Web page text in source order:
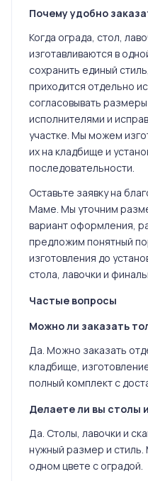
Почему удобно
Когда ограда, стол,
изготавливаются в
сохранить единый
приходится отдельно
согласовывать
исполнителями и
участке. Мы можем
их на кладбище и
последовательности.
Оставьте заявку на
Маме. Мы уточним
вариант оформления,
предложим понятный
изготовления до
стола, лавочки и
Частые вопросы
Можно ли заказать
Да. Можно заказать
кладбище,
полный комплект с
Делаете ли вы столы
Да. Столы, лавочки и
нужный размер и
одном цвете с оградой.